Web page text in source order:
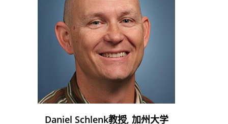
Daniel Schlenk教授, 加州大学